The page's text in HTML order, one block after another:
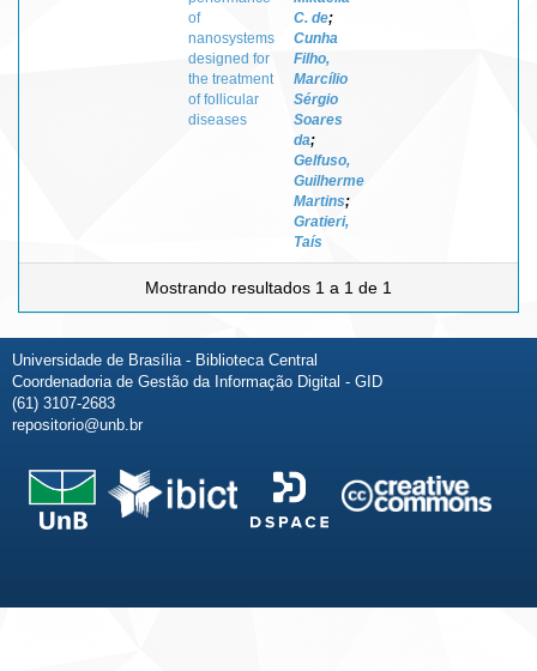
of
nanosystems
designed for
the treatment
of follicular
diseases
C. de;
Cunha
Filho,
Marcílio
Sérgio
Soares
da;
Gelfuso,
Guilherme
Martins;
Gratieri,
Taís
Mostrando resultados 1 a 1 de 1
Universidade de Brasília - Biblioteca Central
Coordenadoria de Gestão da Informação Digital - GID
(61) 3107-2683
repositorio@unb.br